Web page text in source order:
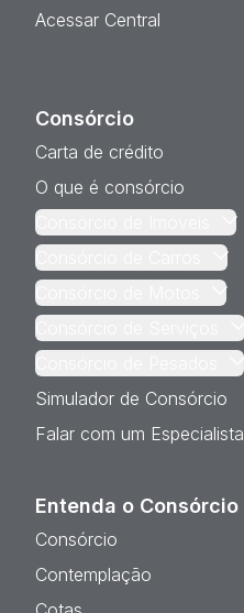
Acessar Central
Consórcio
Carta de crédito
O que é consórcio
Simulador de Consórcio
Falar com um Especialista
Entenda o Consórcio
Consórcio
Contemplação